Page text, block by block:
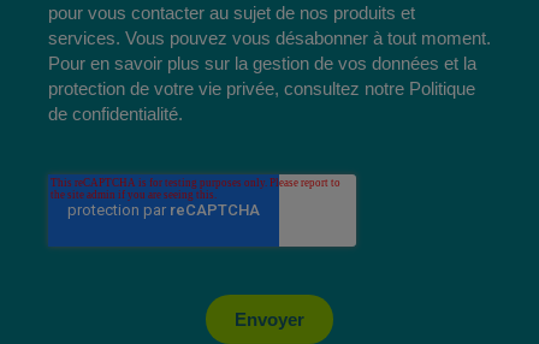
pour vous contacter au sujet de nos produits et
services. Vous pouvez vous désabonner à tout moment.
Pour en savoir plus sur la gestion de vos données et la
protection de votre vie privée, consultez notre Politique
de confidentialité.
Envoyer